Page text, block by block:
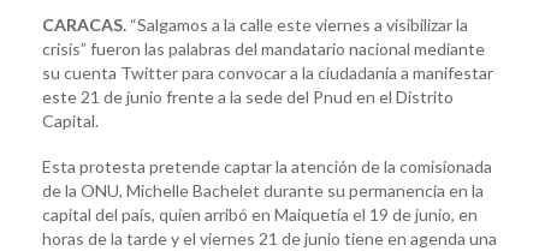
CARACAS. “Salgamos a la calle este viernes a visibilizar la
crisis” fueron las palabras del mandatario nacional mediante
su cuenta Twitter para convocar a la ciudadanía a manifestar
este 21 de junio frente a la sede del Pnud en el Distrito
Capital.
Esta protesta pretende captar la atención de la comisionada
de la ONU, Michelle Bachelet durante su permanencia en la
capital del país, quien arribó en Maiquetía el 19 de junio, en
horas de la tarde y el viernes 21 de junio tiene en agenda una